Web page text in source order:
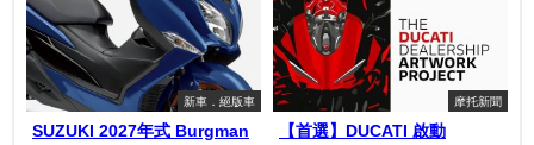
新車．絕版車
SUZUKI 2027年式 Burgman
摩托新聞
【首選】DUCATI 啟動